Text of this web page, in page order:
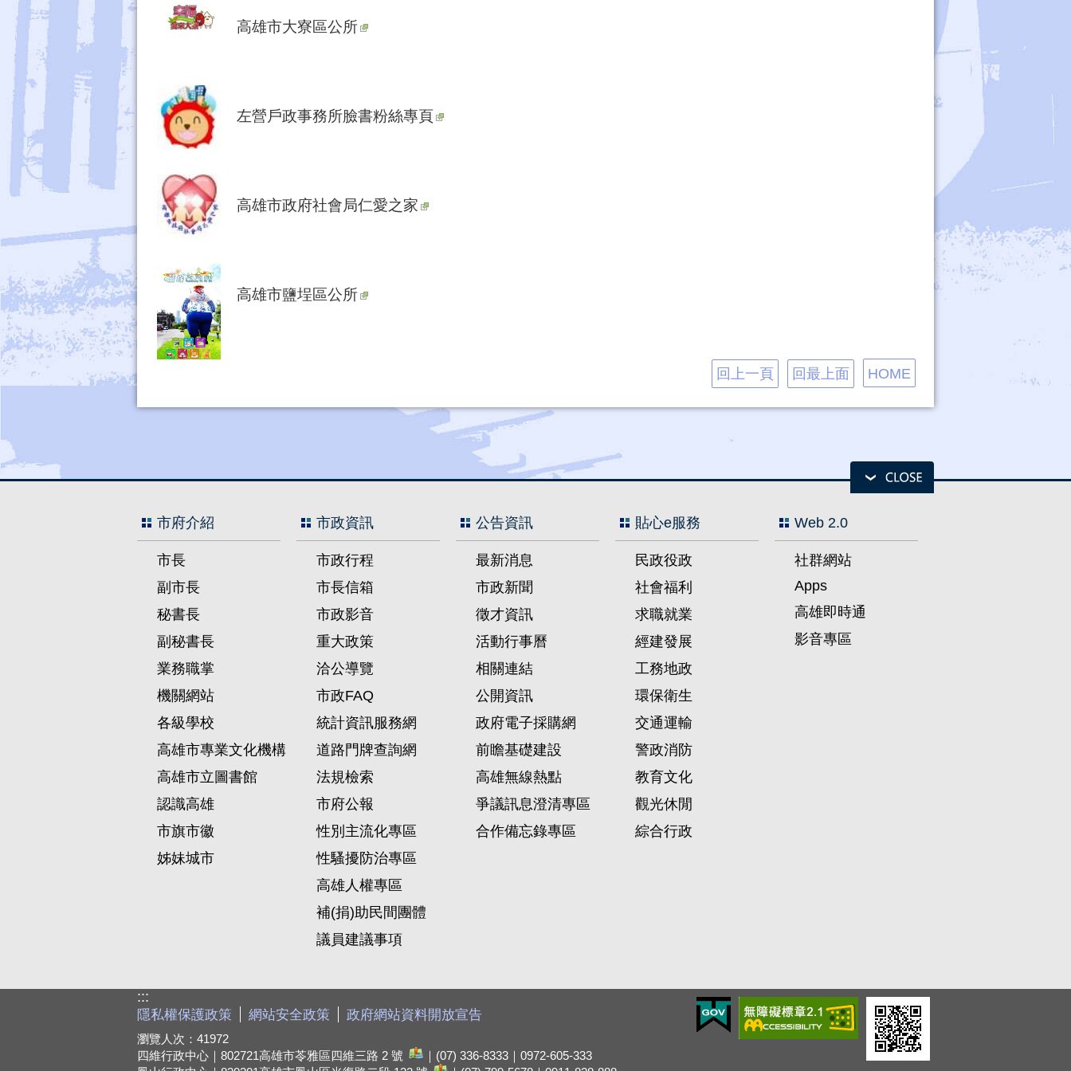
高雄市大寮區公所
左營戶政事務所臉書粉絲專頁
高雄市政府社會局仁愛之家
高雄市鹽埕區公所
回上一頁 回最上面 HOME
市府介紹
市長
副市長
秘書長
副秘書長
業務職掌
機關網站
各級學校
高雄市專業文化機構
高雄市立圖書館
認識高雄
市旗市徽
姊妹城市
市政資訊
市政行程
市長信箱
市政影音
重大政策
洽公導覽
市政FAQ
統計資訊服務網
道路門牌查詢網
法規檢索
市府公報
性別主流化專區
性騷擾防治專區
高雄人權專區
補(捐)助民間團體
議員建議事項
公告資訊
最新消息
市政新聞
徵才資訊
活動行事曆
相關連結
公開資訊
政府電子採購網
前瞻基礎建設
高雄無線熱點
爭議訊息澄清專區
合作備忘錄專區
貼心e服務
民政役政
社會福利
求職就業
經建發展
工務地政
環保衛生
交通運輸
警政消防
教育文化
觀光休閒
綜合行政
Web 2.0
社群網站
Apps
高雄即時通
影音專區
:::
隱私權保護政策 網站安全政策 政府網站資料開放宣告
瀏覽人次： 41972
四維行政中心｜802721高雄市苓雅區四維三路 2 號
｜(07) 336-8333｜0972-605-333